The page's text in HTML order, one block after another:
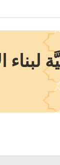
لبناء